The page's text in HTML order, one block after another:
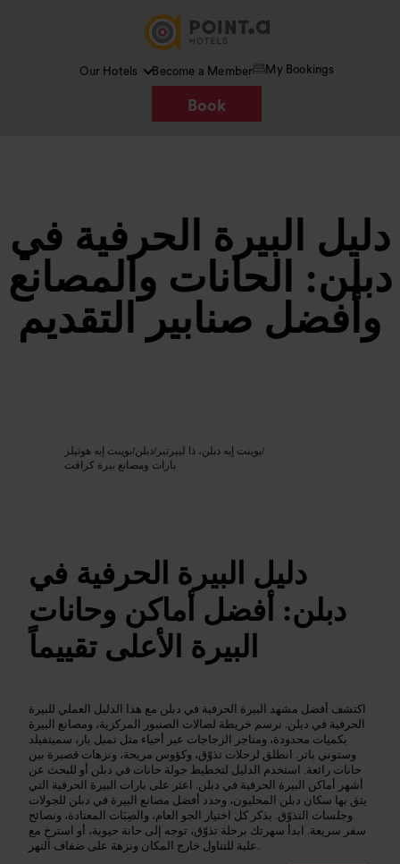
Our Hotels Become a Member My Bookings
Book
دليل البيرة الحرفية في
دبلن: الحانات والمصانع
وأفضل صنابير التقديم
بوينت إيه هوتيلز/دبلن/ بوينت إيه دبلن، ذا ليبرتيز/
بارات ومصانع بيرة كرافت
دليل البيرة الحرفية في
دبلن: أفضل أماكن وحانات
البيرة الأعلى تقييماً
اكتشف أفضل مشهد البيرة الحرفية في دبلن مع هذا الدليل العملي للبيرة
الحرفية في دبلن. نرسم خريطة لصالات الصنبور المركزية، ومصانع البيرة
بكميات محدودة، ومتاجر الزجاجات عبر أحياء مثل تمبل بار، سميثفيلد
وستوني باتر. انطلق لرحلات تذوّق، وكؤوس مريحة، ونزهات قصيرة بين
حانات رائعة. استخدم الدليل لتخطيط جولة حانات في دبلن أو للبحث عن
أشهر أماكن البيرة الحرفية في دبلن. اعثر على بارات البيرة الحرفية التي
يثق بها سكان دبلن المحليون، وحدد أفضل مصانع البيرة في دبلن للجولات
وجلسات التذوّق. يذكر كل اختيار الجو العام، والصِبَات المعتادة، ونصائح
سفر سريعة. ابدأ سهرتك برحلة تذوّق، توجه إلى حانة حيوية، أو استرخِ مع
علبة للتناول خارج المكان ونزهة على ضفاف النهر.